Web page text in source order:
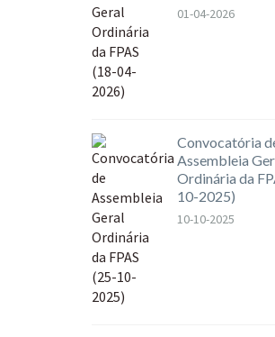
01-04-2026
Convocatória
Assembleia
Ordinária da
10-2025)
10-10-2025